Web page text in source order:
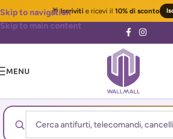
🎁Iscrivitie ricevi il 10% di sconto
Skip to navigation
Skip to main content
MENU